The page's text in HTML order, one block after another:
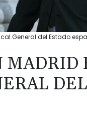
General del Estado
MADRID